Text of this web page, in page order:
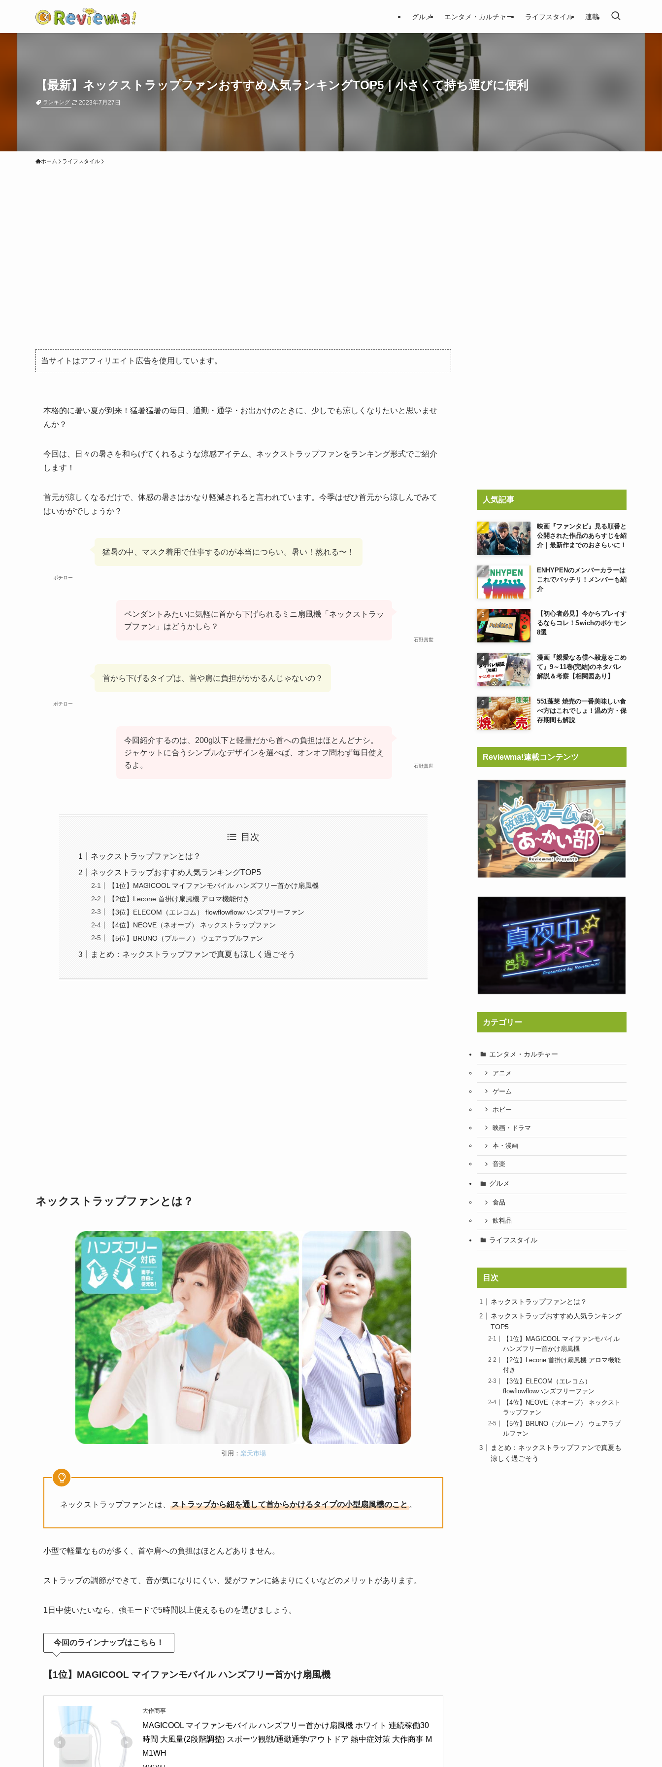
グルメ エンタメ・カルチャー ライフスタイル 連載
【最新】ネックストラップファンおすすめ人気ランキングTOP5｜小さくて持ち運びに便利
ランキング 2023年7月27日
ホーム ライフスタイル
当サイトはアフィリエイト広告を使用しています。
本格的に暑い夏が到来！猛暑猛暑の毎日、通勤・通学・お出かけのときに、少しでも涼しくなりたいと思いませ
んか？
今回は、日々の暑さを和らげてくれるような涼感アイテム、ネックストラップファンをランキング形式でご紹介
します！
首元が涼しくなるだけで、体感の暑さはかなり軽減されると言われています。今季はぜひ首元から涼しんでみて
はいかがでしょうか？
ポチロー
猛暑の中、マスク着用で仕事するのが本当につらい。暑い！蒸れる〜！
石野真世
ペンダントみたいに気軽に首から下げられるミニ扇風機「ネックストラッ
プファン」はどうかしら？
ポチロー
首から下げるタイプは、首や肩に負担がかかるんじゃないの？
石野真世
今回紹介するのは、200g以下と軽量だから首への負担はほとんどナシ。
ジャケットに合うシンプルなデザインを選べば、オンオフ問わず毎日使え
るよ。
目次
ネックストラップファンとは？
ネックストラップおすすめ人気ランキングTOP5
【1位】MAGICOOL マイファンモバイル ハンズフリー首かけ扇風機
【2位】Lecone 首掛け扇風機 アロマ機能付き
【3位】ELECOM（エレコム） flowflowflowハンズフリーファン
【4位】NEOVE（ネオーブ） ネックストラップファン
【5位】BRUNO（ブルーノ） ウェアラブルファン
まとめ：ネックストラップファンで真夏も涼しく過ごそう
ネックストラップファンとは？
引用： 楽天市場
ネックストラップファンとは、 ストラップから紐を通して首からかけるタイプの小型扇風機のこと 。
小型で軽量なものが多く、首や肩への負担はほとんどありません。
ストラップの調節ができて、音が気になりにくい、髪がファンに絡まりにくいなどのメリットがあります。
1日中使いたいなら、強モードで5時間以上使えるものを選びましょう。
今回のラインナップはこちら！
【1位】MAGICOOL マイファンモバイル ハンズフリー首かけ扇風機
大作商事
MAGICOOL マイファンモバイル ハンズフリー首かけ扇風機 ホワイト 連続稼働30
時間 大風量(2段階調整) スポーツ観戦/通勤通学/アウトドア 熱中症対策 大作商事 M
M1WH
人気記事
映画『ファンタビ』見る順番と
公開された作品のあらすじを紹
介｜最新作までのおさらいに！
ENHYPENのメンバーカラーは
これでバッチリ！メンバーも紹
介
【初心者必見】今からプレイす
るならコレ！Swichのポケモン
8選
漫画『親愛なる僕へ殺意をこめ
て』9～11巻(完結)のネタバレ
解説＆考察【相関図あり】
551蓬莱 焼売の一番美味しい食
べ方はこれでしょ！温め方・保
存期間も解説
Reviewma!連載コンテンツ
カテゴリー
エンタメ・カルチャー
アニメ
ゲーム
ホビー
映画・ドラマ
本・漫画
音楽
グルメ
食品
飲料品
ライフスタイル
目次
ネックストラップファンとは？
ネックストラップおすすめ人気ランキング
TOP5
【1位】MAGICOOL マイファンモバイル
ハンズフリー首かけ扇風機
【2位】Lecone 首掛け扇風機 アロマ機能
付き
【3位】ELECOM（エレコム）
flowflowflowハンズフリーファン
【4位】NEOVE（ネオーブ） ネックスト
ラップファン
【5位】BRUNO（ブルーノ） ウェアラブ
ルファン
まとめ：ネックストラップファンで真夏も
涼しく過ごそう